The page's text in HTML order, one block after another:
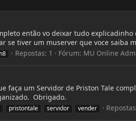
então vo deixar tudo
se tiver um muserver que voce saiba
Repostas: 1 Fórum: MU Online
faça um Servidor de Priston Tale
Obrigado.
pristontale servidor vender